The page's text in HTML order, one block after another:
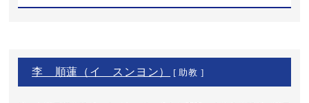
李 順蓮（イ スンヨン） [ 助教 ]